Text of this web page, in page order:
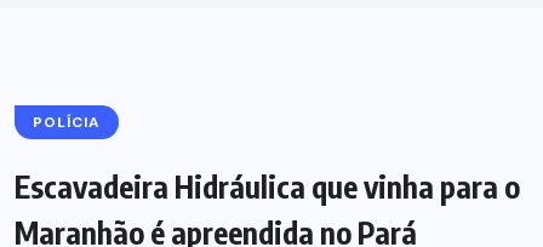
POLÍCIA
Escavadeira Hidráulica que vinha para o
Maranhão é apreendida no Pará